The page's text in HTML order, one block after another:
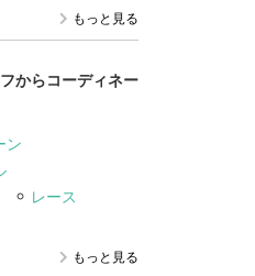
もっと見る
からコーディネー
ン
レース
もっと見る